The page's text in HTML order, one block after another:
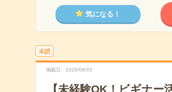
気になる！
未読
掲載日 2026/08/05
【未経験OK！ビギナ